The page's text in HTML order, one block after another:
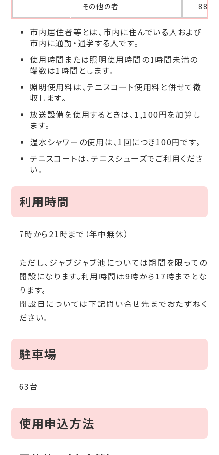
その他の者 880
市内居住者等とは、市内に住んでいる人および
市内に通勤・通学する人です。
使用時間または照明使用時間の1時間未満の
端数は1時間とします。
照明使用料は、テニスコート使用料と併せて徴
収します。
放送設備を使用するときは、1,100円を加算し
ます。
温水シャワーの使用は、1回につき100円です。
テニスコートは、テニスシューズでご利用くださ
い。
利用時間
7時から21時まで（年中無休）
ただし、ジャブジャブ池については期間を限っての
開設になります。利用時間は9時から17時までとな
ります。
開設日については下記問い合せ先までおたずねく
ださい。
駐車場
63台
使用申込方法